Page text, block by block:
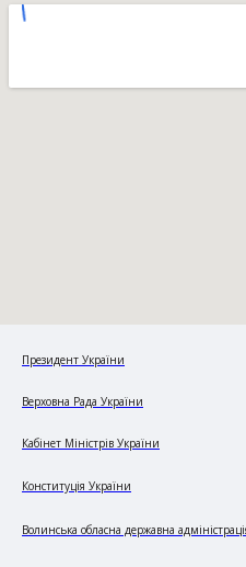
Президент України
Верховна Рада України
Кабінет Міністрів України
Конституція України
Волинська обласна державна